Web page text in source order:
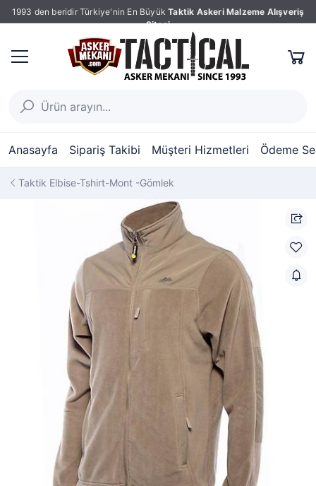
1993 den beridir Türkiye'nin En Büyük Taktik Askeri Malzeme Alışveriş
Sitesi
Anasayfa Sipariş Takibi Müşteri Hizmetleri Ödeme
Taktik Elbise-Tshirt-Mont -Gömlek